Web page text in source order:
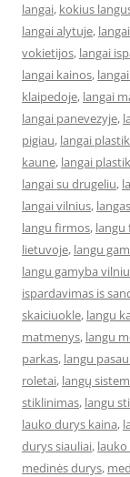
langai, kokius
langai alytuje,
vokietijos, langai
langai kainos,
klaipedoje, langai
langai panevezyje,
pigiau, langai
kaune, langai
langai su drugeliu,
langai vilnius, langas
langu firmos, langu
lietuvoje, langu
langu gamyba
ispardavimas is
skaiciuokle, langu
matmenys, langu
parkas, langu
roletai, langų
stiklinimas, langu
lauko durys kaina,
durys siauliai,
medinės durys,